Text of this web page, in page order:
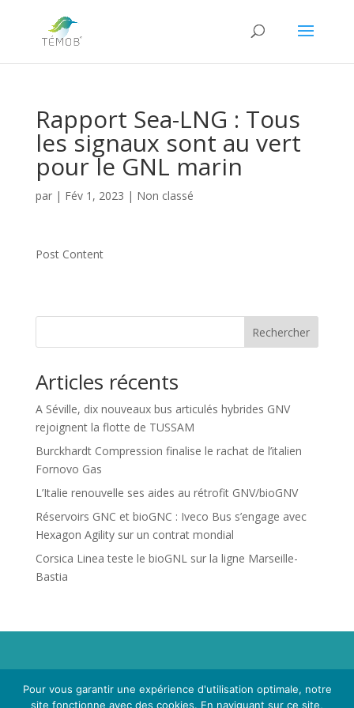
Rapport Sea-LNG : Tous
les signaux sont au vert
pour le GNL marin
par | Fév 1, 2023 | Non classé
Post Content
Rechercher
Articles récents
A Séville, dix nouveaux bus articulés hybrides GNV
rejoignent la flotte de TUSSAM
Burckhardt Compression finalise le rachat de l’italien
Fornovo Gas
L’Italie renouvelle ses aides au rétrofit GNV/bioGNV
Réservoirs GNC et bioGNC : Iveco Bus s’engage avec
Hexagon Agility sur un contrat mondial
Corsica Linea teste le bioGNL sur la ligne Marseille-
Bastia
Propriété de Territoire d'Energie Lot-et-Garonne. Voir
Mentions LégalesetPolitique de Confidentialité.
Pour vous garantir une expérience d'utilisation optimale, notre
site fonctionne avec des cookies. En naviguant sur ce site,